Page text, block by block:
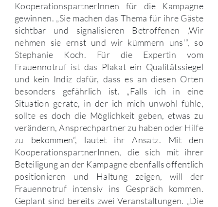
KooperationspartnerInnen für die Kampagne
gewinnen. „Sie machen das Thema für ihre Gäste
sichtbar und signalisieren Betroffenen ‚Wir
nehmen sie ernst und wir kümmern uns‘“, so
Stephanie Koch. Für die Expertin vom
Frauennotruf ist das Plakat ein Qualitätssiegel
und kein Indiz dafür, dass es an diesen Orten
besonders gefährlich ist. „Falls ich in eine
Situation gerate, in der ich mich unwohl fühle,
sollte es doch die Möglichkeit geben, etwas zu
verändern, Ansprechpartner zu haben oder Hilfe
zu bekommen“, lautet ihr Ansatz. Mit den
KooperationspartnerInnen, die sich mit ihrer
Beteiligung an der Kampagne ebenfalls öffentlich
positionieren und Haltung zeigen, will der
Frauennotruf intensiv ins Gespräch kommen.
Geplant sind bereits zwei Veranstaltungen. „Die